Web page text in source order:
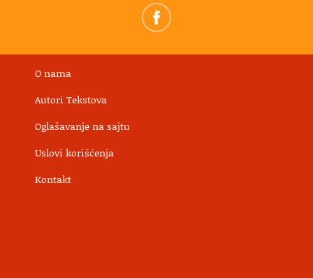
O nama
Autori Tekstova
Oglašavanje na sajtu
Uslovi korišćenja
Kontakt